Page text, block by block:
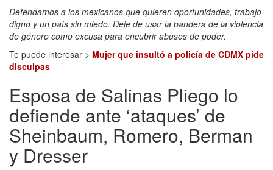
Defendamos a los mexicanos que quieren oportunidades, trabajo
digno y un país sin miedo. Deje de usar la bandera de la violencia
de género como excusa para encubrir abusos de poder.
Te puede interesar > Mujer que insultó a policía de CDMX pide
disculpas
Esposa de Salinas Pliego lo
defiende ante ‘ataques’ de
Sheinbaum, Romero, Berman
y Dresser